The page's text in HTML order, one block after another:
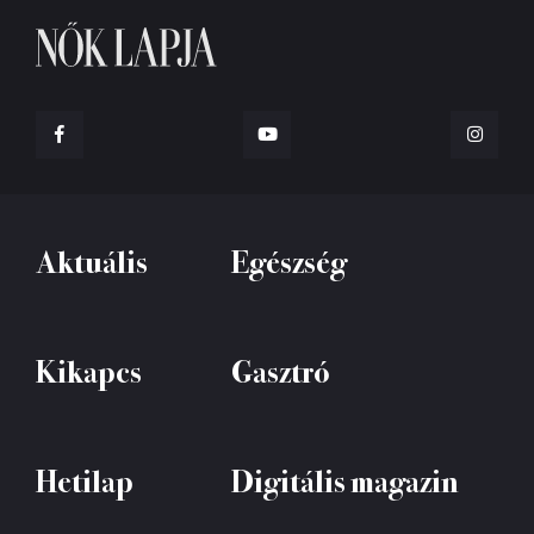
Aktuális Egészség
Kikapcs Gasztró
Hetilap Digitális magazin